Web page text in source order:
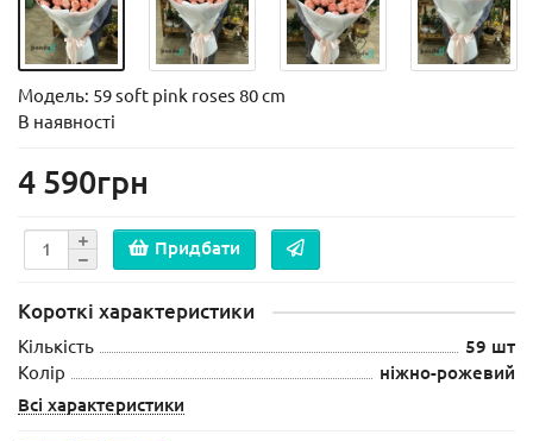
Модель: 59 soft pink roses 80 cm
В наявності
4 590грн
Придбати
Короткі характеристики
Кількість
59 шт
Колір
ніжно-рожевий
Всі характеристики